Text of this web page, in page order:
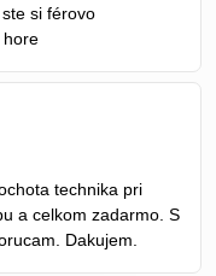
si férovo
hore
technika pri
a celkom zadarmo. S
Dakujem.